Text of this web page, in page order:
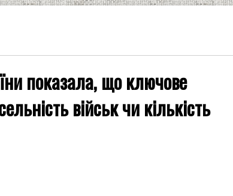
показала, що ключове
військ чи кількість